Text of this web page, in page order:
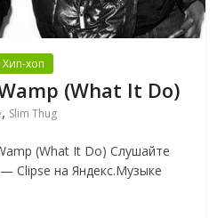
Хип-хоп
(What It Do)
, Slim Thug
(What It Do) Слушайте
Clipse на Яндекс.Музыке